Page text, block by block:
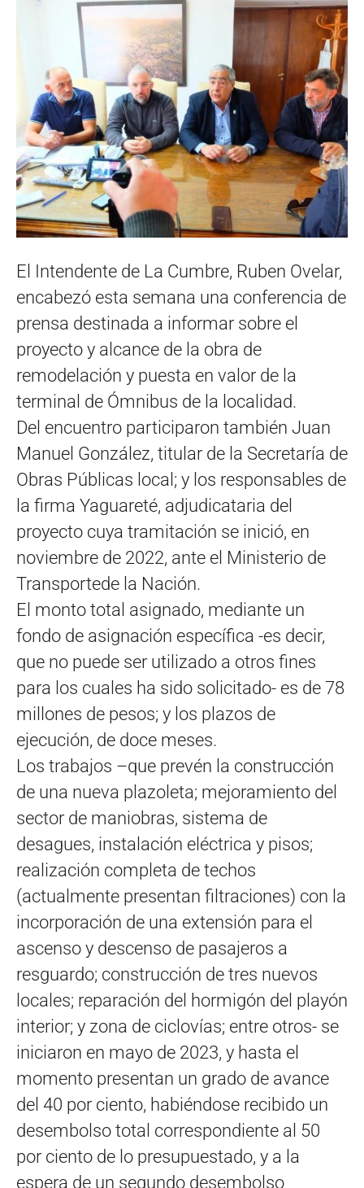
El Intendente de La Cumbre, Ruben Ovelar,
encabezó esta semana una conferencia de
prensa destinada a informar sobre el
proyecto y alcance de la obra de
remodelación y puesta en valor de la
terminal de Ómnibus de la localidad.
Del encuentro participaron también Juan
Manuel González, titular de la Secretaría de
Obras Públicas local; y los responsables de
la firma Yaguareté, adjudicataria del
proyecto cuya tramitación se inició, en
noviembre de 2022, ante el Ministerio de
Transportede la Nación.
El monto total asignado, mediante un
fondo de asignación específica -es decir,
que no puede ser utilizado a otros fines
para los cuales ha sido solicitado- es de 78
millones de pesos; y los plazos de
ejecución, de doce meses.
Los trabajos –que prevén la construcción
de una nueva plazoleta; mejoramiento del
sector de maniobras, sistema de
desagues, instalación eléctrica y pisos;
realización completa de techos
(actualmente presentan filtraciones) con la
incorporación de una extensión para el
ascenso y descenso de pasajeros a
resguardo; construcción de tres nuevos
locales; reparación del hormigón del playón
interior; y zona de ciclovías; entre otros- se
iniciaron en mayo de 2023, y hasta el
momento presentan un grado de avance
del 40 por ciento, habiéndose recibido un
desembolso total correspondiente al 50
por ciento de lo presupuestado, y a la
espera de un segundo desembolso